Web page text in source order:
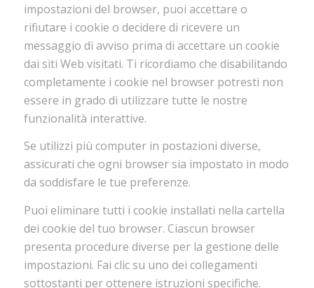
impostazioni del browser, puoi accettare o
rifiutare i cookie o decidere di ricevere un
messaggio di avviso prima di accettare un cookie
dai siti Web visitati. Ti ricordiamo che disabilitando
completamente i cookie nel browser potresti non
essere in grado di utilizzare tutte le nostre
funzionalità interattive.
Se utilizzi più computer in postazioni diverse,
assicurati che ogni browser sia impostato in modo
da soddisfare le tue preferenze.
Puoi eliminare tutti i cookie installati nella cartella
dei cookie del tuo browser. Ciascun browser
presenta procedure diverse per la gestione delle
impostazioni. Fai clic su uno dei collegamenti
sottostanti per ottenere istruzioni specifiche.